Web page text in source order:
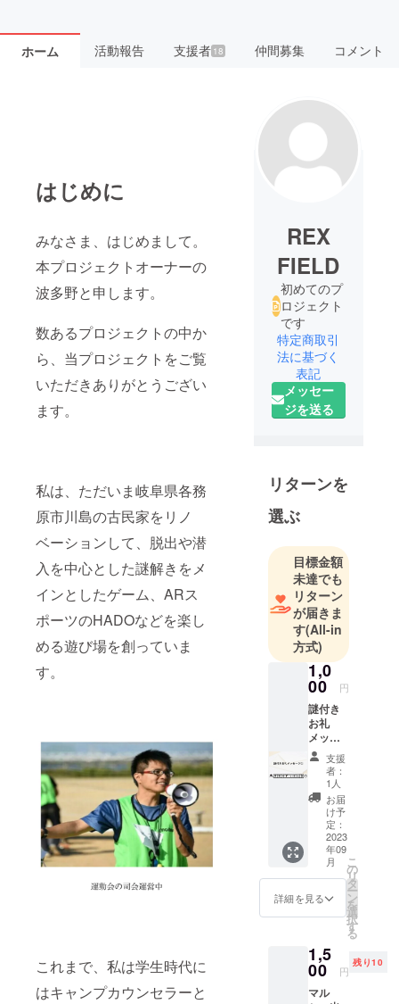
ホーム 活動報告 支援者 18 仲間募集 コメント
はじめに
みなさま、はじめまして。
本プロジェクトオーナーの
波多野と申します。
数あるプロジェクトの中か
ら、当プロジェクトをご覧
いただきありがとうござい
ます。
私は、ただいま岐阜県各務
原市川島の古民家をリノ
ベーションして、脱出や潜
入を中心とした謎解きをメ
インとしたゲーム、ARス
ポーツのHADOなどを楽し
める遊び場を創っていま
す。
これまで、私は学生時代に
はキャンプカウンセラーと
REX
FIELD
初めてのプ
ロジェクト
です
特定商取引
法に基づく
表記
メッセー
ジを送る
リターンを
選ぶ
目標金額
未達でも
リターン
が届きま
す(All-in
方式)
1,0
00 円
謎付き
お礼
メッ
セージ
① この
リター
ンをご
支援い
ただい
た方に
は「お
礼メッ
セージ
①」と
謎問題
をメー
らせて
いただ
きま
す。
支援
者：
1人
お届
け予
定：
2023
年09
月
詳細を見る
こ
の
リ
タ
ー
ン
を
選
択
す
る
1,5
00 円
残り10
マル